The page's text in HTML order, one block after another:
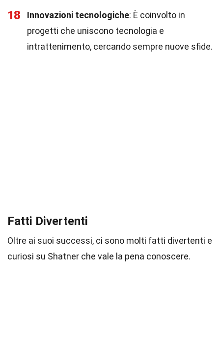
18 Innovazioni tecnologiche: È coinvolto in
progetti che uniscono tecnologia e
intrattenimento, cercando sempre nuove sfide.
Fatti Divertenti
Oltre ai suoi successi, ci sono molti fatti divertenti e
curiosi su Shatner che vale la pena conoscere.